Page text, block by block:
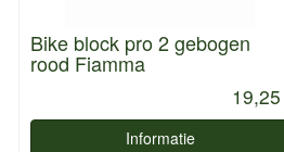
Bike block pro 2 gebogen
rood Fiamma
19,25
Informatie